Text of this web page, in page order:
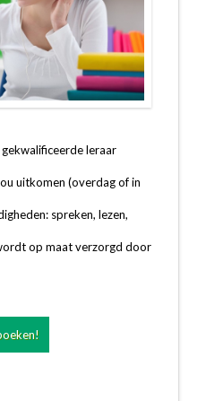
leraar
uitkomen (overdag of in
spreken, lezen,
op maat verzorgd door